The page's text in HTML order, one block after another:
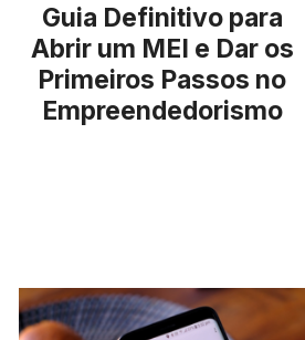
Guia Definitivo para
Abrir um MEI e Dar os
Primeiros Passos no
Empreendedorismo